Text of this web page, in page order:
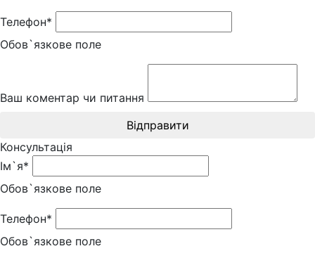
Телефон*
Обов`язкове поле
Ваш коментар чи питання
Відправити
Консультація
Ім`я*
Обов`язкове поле
Телефон*
Обов`язкове поле